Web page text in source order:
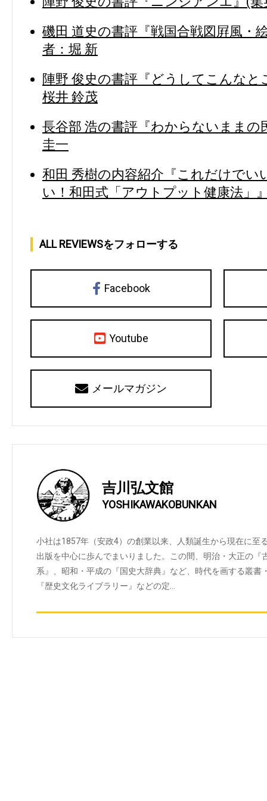
磯田 道史の書評『戦国合戦図屛風・
者：堀 新
陣野 俊史の書評『どうしてこんなと
桜井 鈴茂
長谷部 浩の書評『わからないままの
圭一
和田 秀樹の内容紹介『これだけでい
い！和田式「アウトプット健康法」
ALL REVIEWSをフォローする
Facebook
Youtube
メールマガジン
吉川弘文館
YOSHIKAWAKOBUNKAN
小社は1857年（安政4）の創業以来、人類誕生から現在に至
出版を中心に歩んでまいりました。この間、明治・大正の『
系』、昭和・平成の『国史大辞典』など、時代を画する叢書
『歴史文化ライブラリー』などの定…